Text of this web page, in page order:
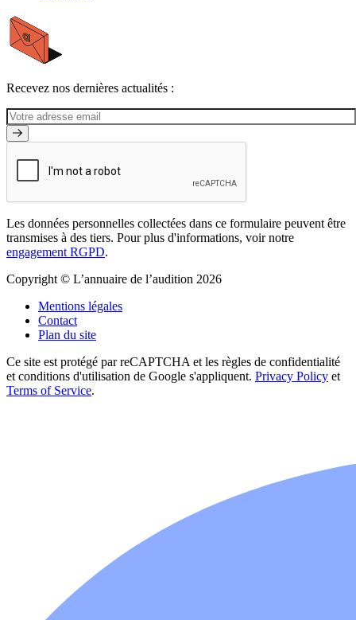
Recevez nos dernières actualités :
Les données personnelles collectées dans ce formulaire peuvent être
transmises à des tiers. Pour plus d'informations, voir notre
engagement RGPD.
Copyright © L’annuaire de l’audition 2026
Mentions légales
Contact
Plan du site
Ce site est protégé par reCAPTCHA et les règles de confidentialité
et conditions d'utilisation de Google s'appliquent. Privacy Policy et
Terms of Service.